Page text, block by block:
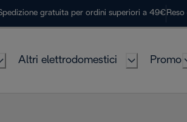
gratuita per ordini superiori a 49€
Altri elettrodomestici Promo